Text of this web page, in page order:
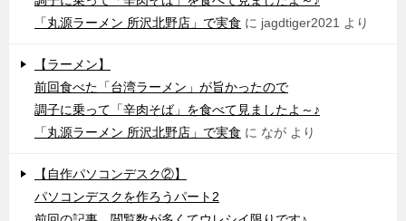
「丸源ラーメン 所沢北野店」で実食 に jagdtiger2021 より
【ラーメン】
前回食べた「台湾ラーメン」が旨かったので
調子に乗って「辛肉そば」を食べて見ましたよ～♪
「丸源ラーメン 所沢北野店」で実食 に なが より
【自作パソコンデスク②】
パソコンデスクを作ろうパート2